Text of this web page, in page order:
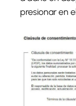
presionar en